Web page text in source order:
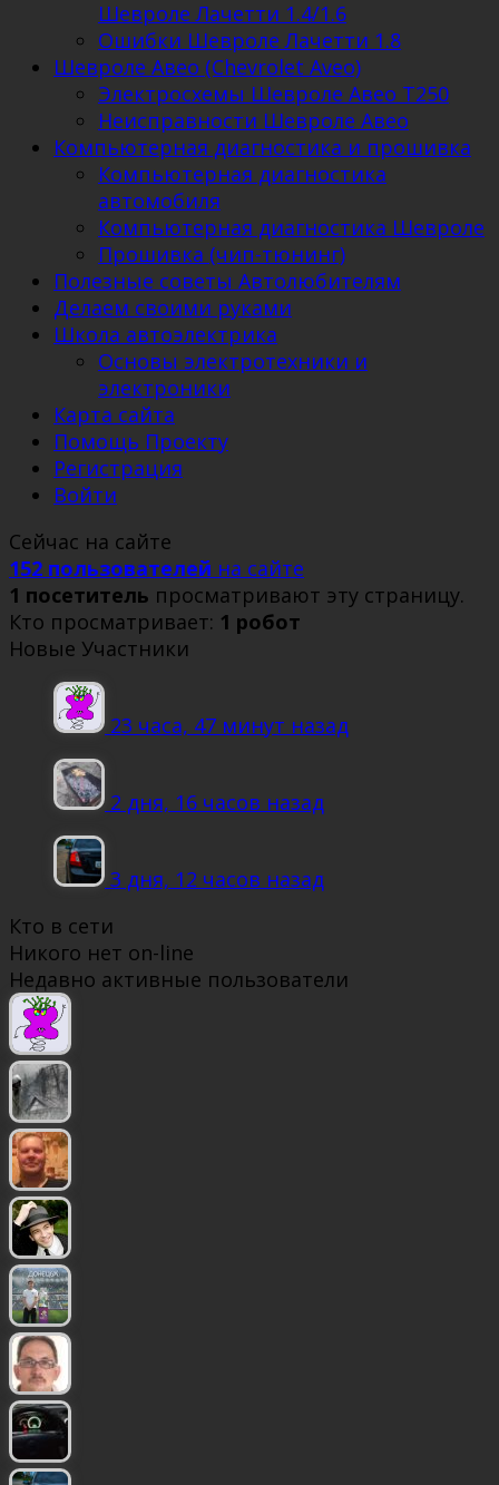
Шевроле Лачетти 1.4/1.6
Ошибки Шевроле Лачетти 1.8
Шевроле Авео (Chevrolet Aveo)
Электросхемы Шевроле Авео Т250
Неисправности Шевроле Авео
Компьютерная диагностика и прошивка
Компьютерная диагностика
автомобиля
Компьютерная диагностика Шевроле
Прошивка (чип-тюнинг)
Полезные советы Автолюбителям
Делаем своими руками
Школа автоэлектрика
Основы электротехники и
электроники
Карта сайта
Помощь Проекту
Регистрация
Войти
Сейчас на сайте
152 пользователей на сайте
1 посетитель просматривают эту страницу.
Кто просматривает: 1 робот
Новые Участники
23 часа, 47 минут назад
2 дня, 16 часов назад
3 дня, 12 часов назад
Кто в сети
Никого нет on-line
Недавно активные пользователи